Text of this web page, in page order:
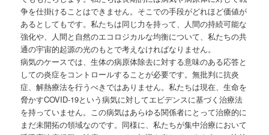
争を仕掛けることはできません。そこでの手段がどれほど価値が
あるとしてもです。私たちは同じ力を持って、人間の持続可能な
強化や、人間と自然のエコロジカルな均衡について、私たちの共
通の宇宙的起源の光のもとで考えなければなりません。
病気のケースでは、生体の病原体除去に対する意味のある応答と
しての炎症をコントロールすることが必要です。無批判に抗炎
症、解熱療法を行うべきではありません。私たちは現在、生命を
脅かすCOVID-19という病気に対してエビデンスに基づく治療法
を持っていません。この病気はあらゆる関係者にとって治療的に
まだ未開拓の領域なのです。同様に、私たちが集中治療において